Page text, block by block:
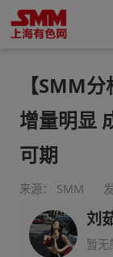
【SMM
增量明显
可期
来源： SMM
刘
暂无